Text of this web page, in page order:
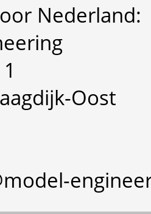
Nederland:
Oost